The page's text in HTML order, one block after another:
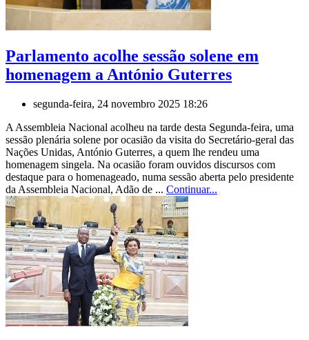
Parlamento acolhe sessão solene em
homenagem a António Guterres
segunda-feira, 24 novembro 2025 18:26
A Assembleia Nacional acolheu na tarde desta Segunda-feira, uma
sessão plenária solene por ocasião da visita do Secretário-geral das
Nações Unidas, António Guterres, a quem lhe rendeu uma
homenagem singela. Na ocasião foram ouvidos discursos com
destaque para o homenageado, numa sessão aberta pelo presidente
da Assembleia Nacional, Adão de ... Continuar...